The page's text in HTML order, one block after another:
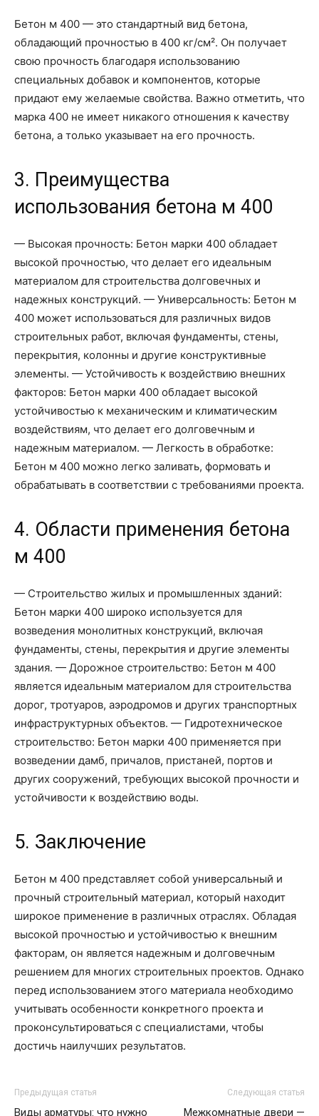
Бетон м 400 — это стандартный вид бетона,
обладающий прочностью в 400 кг/см². Он получает
свою прочность благодаря использованию
специальных добавок и компонентов, которые
придают ему желаемые свойства. Важно отметить, что
марка 400 не имеет никакого отношения к качеству
бетона, а только указывает на его прочность.
3. Преимущества
использования бетона м 400
— Высокая прочность: Бетон марки 400 обладает
высокой прочностью, что делает его идеальным
материалом для строительства долговечных и
надежных конструкций. — Универсальность: Бетон м
400 может использоваться для различных видов
строительных работ, включая фундаменты, стены,
перекрытия, колонны и другие конструктивные
элементы. — Устойчивость к воздействию внешних
факторов: Бетон марки 400 обладает высокой
устойчивостью к механическим и климатическим
воздействиям, что делает его долговечным и
надежным материалом. — Легкость в обработке:
Бетон м 400 можно легко заливать, формовать и
обрабатывать в соответствии с требованиями проекта.
4. Области применения бетона
м 400
— Строительство жилых и промышленных зданий:
Бетон марки 400 широко используется для
возведения монолитных конструкций, включая
фундаменты, стены, перекрытия и другие элементы
здания. — Дорожное строительство: Бетон м 400
является идеальным материалом для строительства
дорог, тротуаров, аэродромов и других транспортных
инфраструктурных объектов. — Гидротехническое
строительство: Бетон марки 400 применяется при
возведении дамб, причалов, пристаней, портов и
других сооружений, требующих высокой прочности и
устойчивости к воздействию воды.
5. Заключение
Бетон м 400 представляет собой универсальный и
прочный строительный материал, который находит
широкое применение в различных отраслях. Обладая
высокой прочностью и устойчивостью к внешним
факторам, он является надежным и долговечным
решением для многих строительных проектов. Однако
перед использованием этого материала необходимо
учитывать особенности конкретного проекта и
проконсультироваться с специалистами, чтобы
достичь наилучших результатов.
Предыдущая статья
Виды арматуры: что нужно
Следующая статья
Межкомнатные двери —